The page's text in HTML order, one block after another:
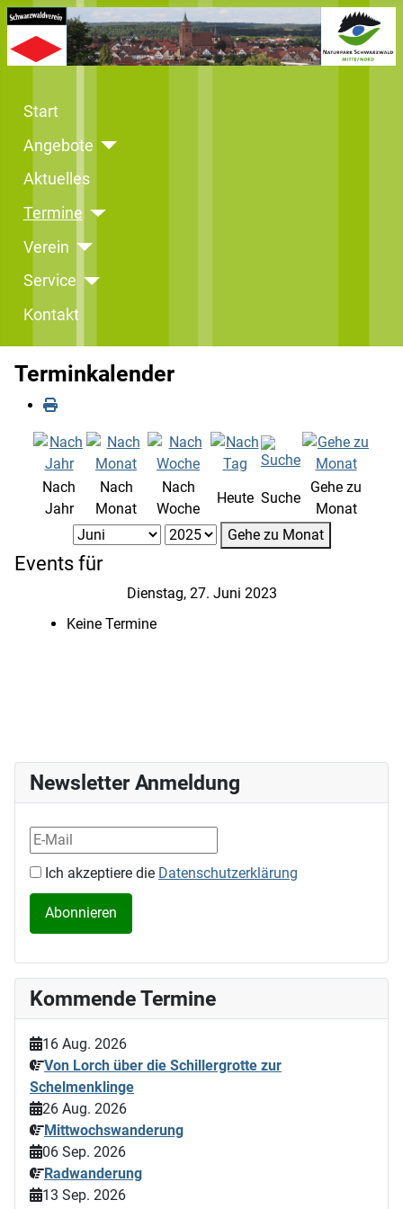
Start
Angebote
Aktuelles
Termine
Verein
Service
Kontakt
Terminkalender
Nach
Jahr
Nach
Monat
Nach
Woche
Heute Suche
Gehe zu
Monat
Gehe zu Monat
Events für
Dienstag, 27. Juni 2023
Keine Termine
Newsletter Anmeldung
Ich akzeptiere die Datenschutzerklärung
Kommende Termine
16 Aug. 2026
Von Lorch über die Schillergrotte zur
Schelmenklinge
26 Aug. 2026
Mittwochswanderung
06 Sep. 2026
Radwanderung
13 Sep. 2026